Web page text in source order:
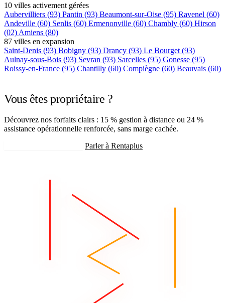
10 villes activement gérées
Aubervilliers (93) Pantin (93) Beaumont-sur-Oise (95) Ravenel (60)
Andeville (60) Senlis (60) Ermenonville (60) Chambly (60) Hirson
(02) Amiens (80)
87 villes en expansion
Saint-Denis (93) Bobigny (93) Drancy (93) Le Bourget (93)
Aulnay-sous-Bois (93) Sevran (93) Sarcelles (95) Gonesse (95)
Roissy-en-France (95) Chantilly (60) Compiègne (60) Beauvais (60)
Vous êtes propriétaire ?
Découvrez nos forfaits clairs : 15 % gestion à distance ou 24 %
assistance opérationnelle renforcée, sans marge cachée.
Parler à Rentaplus